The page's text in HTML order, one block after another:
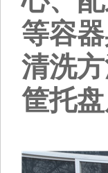
等容
清洗
筐托